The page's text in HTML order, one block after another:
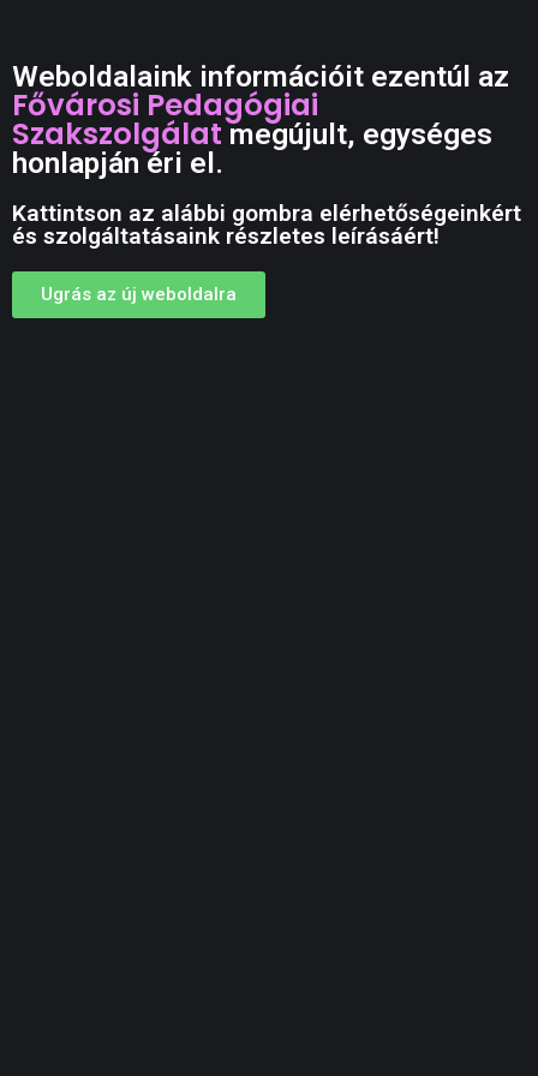
Weboldalaink információit ezentúl az
Fővárosi Pedagógiai
Szakszolgálatmegújult, egységes
honlapján éri el.
Kattintson az alábbi gombra elérhetőségeinkért
és szolgáltatásaink részletes leírásáért!
Ugrás az új weboldalra